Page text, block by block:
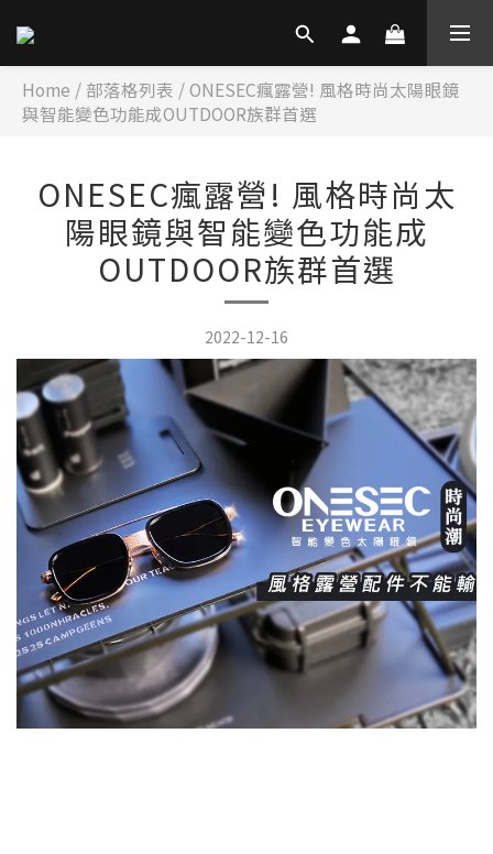
Home / 部落格列表 /ONESEC瘋露營! 風格時尚太陽眼鏡
與智能變色功能成OUTDOOR族群首選
ONESEC瘋露營! 風格時尚太
陽眼鏡與智能變色功能成
OUTDOOR族群首選
2022-12-16